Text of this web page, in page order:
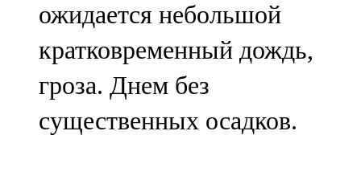
106,1 FM
Түбән Кама
102,6 FM
Чирмешән
ожидается небольшой
кратковременный дождь,
гроза. Днем без
существенных осадков.